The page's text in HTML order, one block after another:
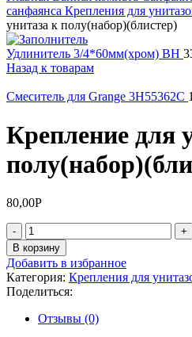
санфаянса Крепления для
унитаза к полу(набор)(блистер)
Удлинитель 3/4*60мм(хром) ВН
Назад к товарам
Смеситель для Grange 3H55362C
Крепление для
80,00Р
Количество
товара
Крепление
для
унитаза
к
полу(набор)
(блистер)
В корзину
Добавить в избранное
Категория: Крепления для
Поделиться:
Отзывы (0)